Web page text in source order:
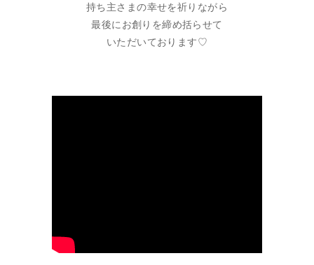
持ち主さまの幸せを祈りながら
最後にお創りを締め括らせて
いただいております♡